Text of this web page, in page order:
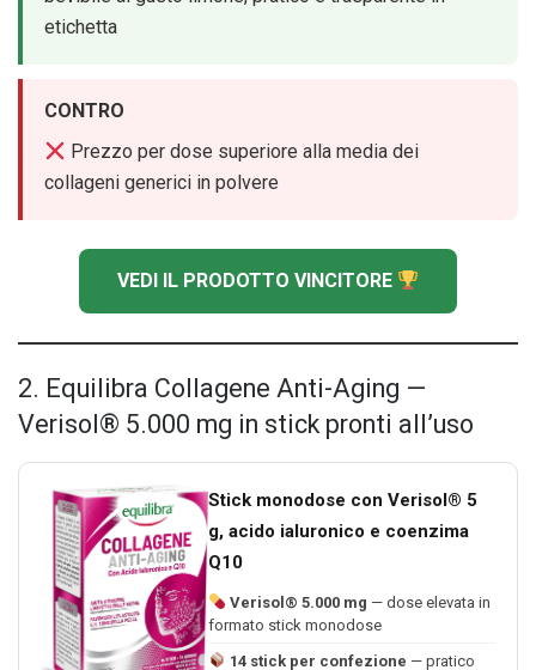
etichetta
CONTRO
Prezzo per dose superiore alla media dei
collageni generici in polvere
VEDI IL PRODOTTO VINCITORE
2. Equilibra Collagene Anti-Aging —
Verisol® 5.000 mg in stick pronti all’uso
Stick monodose con Verisol® 5
g, acido ialuronico e coenzima
Q10
Verisol® 5.000 mg — dose elevata in
formato stick monodose
14 stick per confezione — pratico